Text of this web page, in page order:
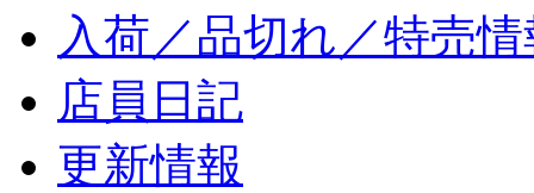
入荷／品切れ／特売
店員日記
更新情報